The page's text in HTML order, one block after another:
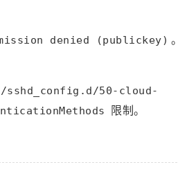
denied (publickey)
sshd_config.d/50-cloud-
限制。